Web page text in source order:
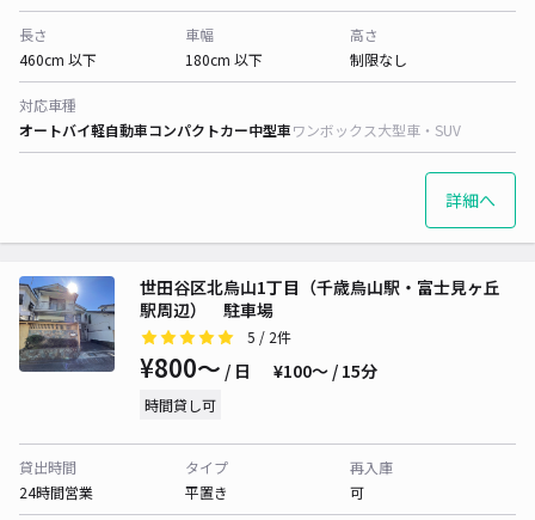
長さ
460cm 以下
車幅
180cm 以下
高さ
制限なし
対応車種
オートバイ軽自動車コンパクトカー中型車ワンボックス大型車・SUV
詳細へ
世田谷区北烏山1丁目（千歳烏山駅・富士見ヶ丘
駅周辺） 駐車場
5 / 2件
¥800〜 / 日 ¥100〜 / 15分
時間貸し可
貸出時間
24時間営業
タイプ
平置き
再入庫
可